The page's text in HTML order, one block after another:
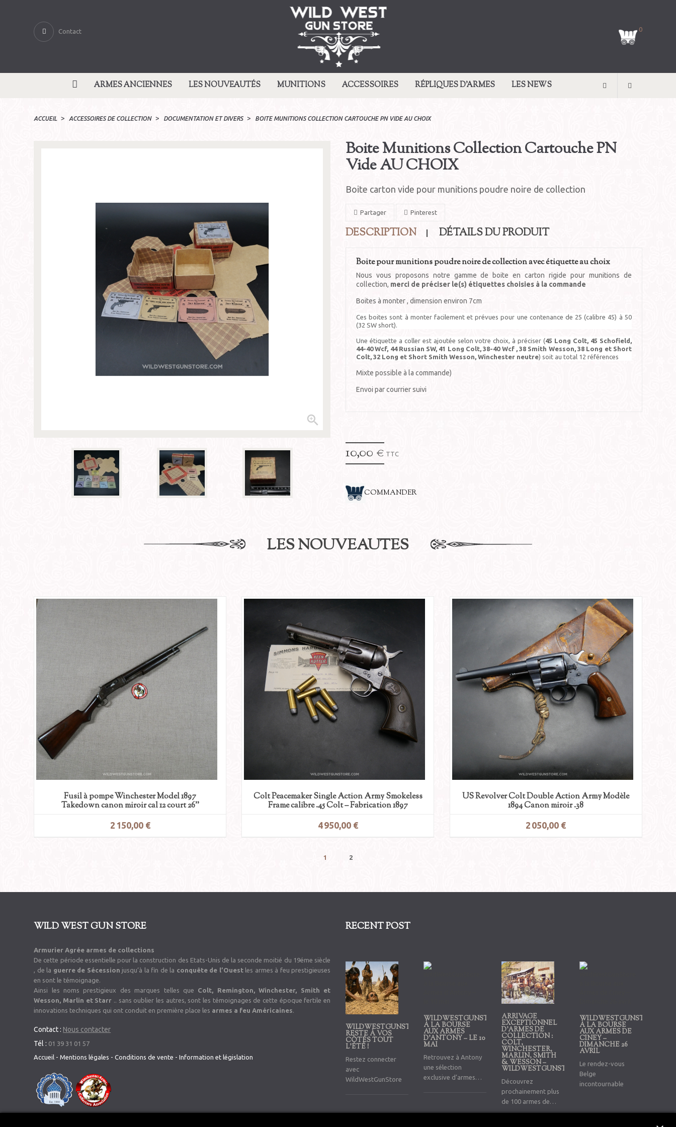
Contact 0
ARMES ANCIENNES LES NOUVEAUTÉS MUNITIONS ACCESSOIRES RÉPLIQUES D’ARMES LES NEWS
ACCUEIL ACCESSOIRES DE COLLECTION DOCUMENTATION ET DIVERS BOITE MUNITIONS COLLECTION CARTOUCHE PN VIDE AU CHOIX

Boite Munitions Collection Cartouche PN
Vide AU CHOIX
Boite carton vide pour munitions poudre noire de collection
Partager Pinterest
DESCRIPTION DÉTAILS DU PRODUIT
Boite pour munitions poudre noire de collection avec étiquette au choix
Nous vous proposons notre gamme de boite en carton rigide pour munitions de
collection, merci de préciser le(s) étiquettes choisies à la commande
Boites à monter , dimension environ 7cm
Ces boites sont à monter facilement et prévues pour une contenance de 25 (calibre 45) à 50
(32 SW short).
Une étiquette a coller est ajoutée selon votre choix, à préciser (45 Long Colt, 45 Schofield,
44-40 Wcf, 44 Russian SW, 41 Long Colt, 38-40 Wcf , 38 Smith Wesson, 38 Long et Short
Colt, 32 Long et Short Smith Wesson, Winchester neutre) soit au total 12 références
Mixte possible à la commande)
Envoi par courrier suivi
10,00 € TTC
COMMANDER
LES NOUVEAUTÉS
Fusil à pompe Winchester Model 1897
Takedown canon miroir cal 12 court 26’’
2 150,00 €
Colt Peacemaker Single Action Army Smokeless
Frame calibre .45 Colt – Fabrication 1897
4 950,00 €
US Revolver Colt Double Action Army Modèle
1894 Canon miroir .38
2 050,00 €
WILD WEST GUN STORE
Armurier Agrée armes de collections
De cette période essentielle pour la construction des Etats-Unis de la seconde moitié du 19éme siècle
, de la guerre de Sécession jusqu’à la fin de la conquête de l’Ouestles armes à feu prestigieuses
en sont le témoignage.
Ainsi les noms prestigieux des marques telles que Colt, Remington, Winchester, Smith et
Wesson, Marlin et Starr .. sans oublier les autres, sont les témoignages de cette époque fertile en
innovations techniques qui ont conduit en première place les armes a feu Américaines.
Contact : Nous contacter
Tél : 01 39 31 01 57
Accueil -Mentions légales -Conditions de vente -Information et législation
RECENT POST
WILDWESTGUNSTORE
RESTE À VOS
CÔTÉS TOUT
L'ÉTÉ !
Restez connecter
avec
WildWestGunStore
WILDWESTGUNSTORE
À LA BOURSE
AUX ARMES
D’ANTONY – LE 10
MAI
Retrouvez à Antony
une sélection
exclusive d’armes
ARRIVAGE
EXCEPTIONNEL
D’ARMES DE
COLLECTION :
COLT,
WINCHESTER,
MARLIN, SMITH
& WESSON –
WILDWESTGUNSTORE
Découvrez
prochainement plus
de 100 armes de
collection : Colt
WILDWESTGUNSTORE
À LA BOURSE
AUX ARMES DE
CINEY –
DIMANCHE 26
AVRIL
Le rendez-vous
Belge
incontournable